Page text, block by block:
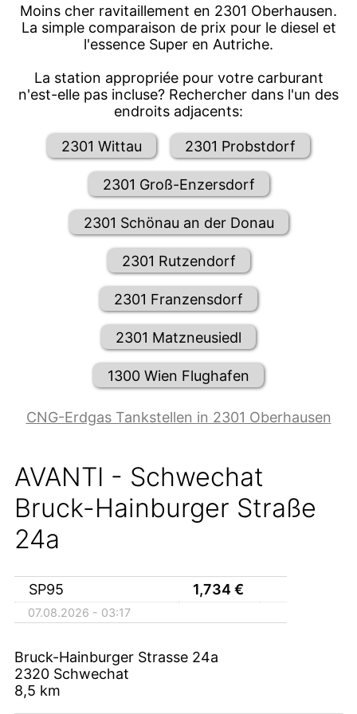
Moins cher ravitaillement en 2301 Oberhausen.
La simple comparaison de prix pour le diesel et
l'essence Super en Autriche.
La station appropriée pour votre carburant
n'est-elle pas incluse? Rechercher dans l'un des
endroits adjacents:
2301 Wittau 2301 Probstdorf
2301 Groß-Enzersdorf
2301 Schönau an der Donau
2301 Rutzendorf
2301 Franzensdorf
2301 Matzneusiedl
1300 Wien Flughafen
CNG-Erdgas Tankstellen in 2301 Oberhausen
AVANTI - Schwechat
Bruck-Hainburger Straße
24a
SP95 1,734€
07.08.2026 - 03:17
Bruck-Hainburger Strasse 24a
2320 Schwechat
8,5 km